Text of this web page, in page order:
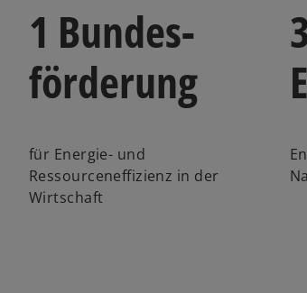
1 Bundes­
förderung
für Energie- und
Ressourceneffizienz in der
Wirtschaft